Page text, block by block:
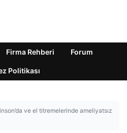
Firma Rehberi Forum
Politikası
ve el titremelerinde ameliyatsız